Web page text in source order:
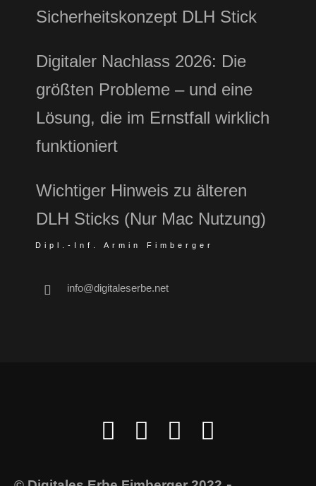
Sicherheitskonzept DLH Stick
Digitaler Nachlass 2026: Die
größten Probleme – und eine
Lösung, die im Ernstfall wirklich
funktioniert
Wichtiger Hinweis zu älteren
DLH Sticks (Nur Mac Nutzung)
Dipl.-Inf. Armin Fimberger
info@digitaleserbe.net